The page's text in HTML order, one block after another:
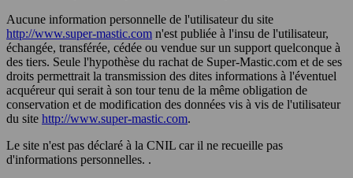
Aucune information personnelle de l'utilisateur du site
http://www.super-mastic.com n'est publiée à l'insu de l'utilisateur,
échangée, transférée, cédée ou vendue sur un support quelconque à
des tiers. Seule l'hypothèse du rachat de Super-Mastic.com et de ses
droits permettrait la transmission des dites informations à l'éventuel
acquéreur qui serait à son tour tenu de la même obligation de
conservation et de modification des données vis à vis de l'utilisateur
du site http://www.super-mastic.com.
Le site n'est pas déclaré à la CNIL car il ne recueille pas
d'informations personnelles. .